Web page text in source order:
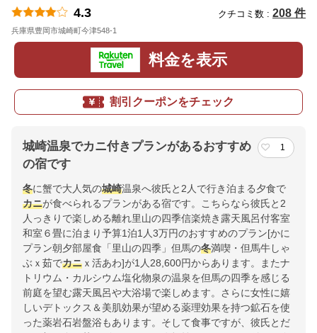
4.3 クチコミ数 : 208 件
兵庫県豊岡市城崎町今津548-1
料金を表示
割引クーポンをチェック
城崎温泉でカニ付きプランがあるおすすめ
の宿です
1
冬に蟹で大人気の城崎温泉へ彼氏と2人で行き泊まる夕食で
カニが食べられるプランがある宿です。こちらなら彼氏と2
人っきりで楽しめる離れ里山の四季信楽焼き露天風呂付客室
和室６畳に泊まり予算1泊1人3万円のおすすめのプラン[かに
プラン朝夕部屋食「里山の四季」但馬の冬満喫・但馬牛しゃ
ぶｘ茹でカニ ｘ活あわ]が1人28,600円からあります。またナ
トリウム・カルシウム塩化物泉の温泉を但馬の四季を感じる
前庭を望む露天風呂や大浴場で楽しめます。さらに女性に嬉
しいデトックス＆美肌効果が望める薬理効果を持つ鉱石を使
った薬岩石岩盤浴もあります。そして食事ですが、彼氏とだ